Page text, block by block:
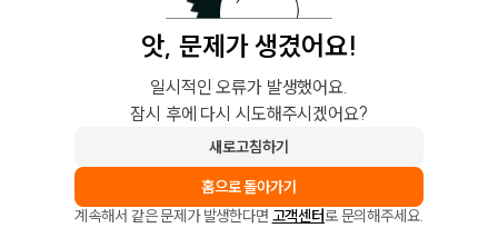
앗, 문제가 생겼어요!
일시적인 오류가 발생했어요.
잠시 후에 다시 시도해주시겠어요?
새로고침하기
홈으로 돌아가기
계속해서 같은 문제가 발생한다면 고객센터로 문의해주세요.